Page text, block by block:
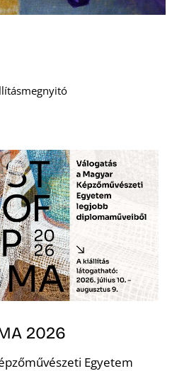
2026
Egyetem